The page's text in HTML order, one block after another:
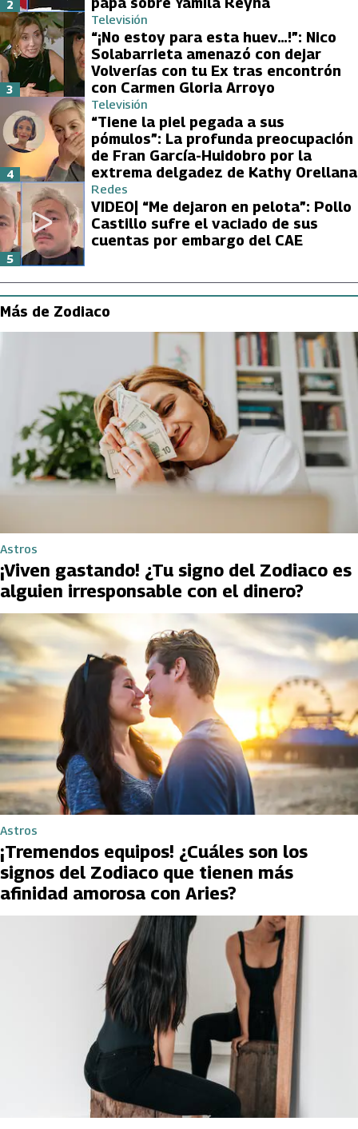
2
Televisión
“¡No estoy para esta huev…!”: Nico
Solabarrieta amenazó con dejar
Volverías con tu Ex tras encontrón
con Carmen Gloria Arroyo
3
Televisión
“Tiene la piel pegada a sus
pómulos”: La profunda preocupación
de Fran García-Huidobro por la
extrema delgadez de Kathy Orellana
4
Redes
VIDEO| “Me dejaron en pelota”: Pollo
Castillo sufre el vaciado de sus
cuentas por embargo del CAE
5
Más de Zodiaco
Astros
¡Viven gastando! ¿Tu signo del Zodiaco es
alguien irresponsable con el dinero?
Astros
¡Tremendos equipos! ¿Cuáles son los
signos del Zodiaco que tienen más
afinidad amorosa con Aries?